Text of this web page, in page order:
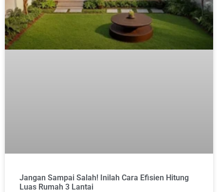
Jangan Sampai Salah! Inilah Cara Efisien Hitung
Luas Rumah 3 Lantai